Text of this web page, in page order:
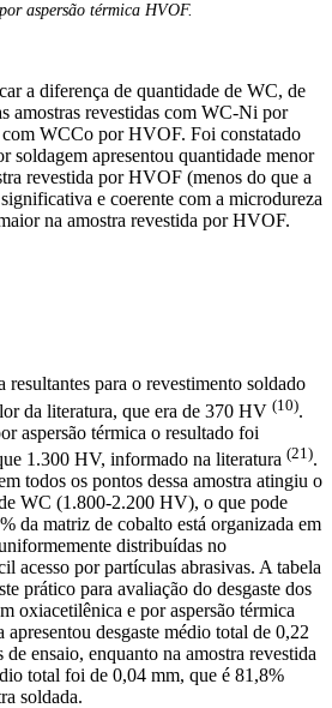
aspersão térmica HVOF.
a diferença de quantidade de WC, de
amostras revestidas com WC-Ni por
WCCo por HVOF. Foi constatado
soldagem apresentou quantidade menor
revestida por HVOF (menos do que a
e coerente com a microdureza
na amostra revestida por HVOF.
resultantes para o revestimento soldado
da literatura, que era de 370 HV (10).
aspersão térmica o resultado foi
1.300 HV, informado na literatura (21).
todos os pontos dessa amostra atingiu o
WC (1.800-2.200 HV), o que pode
da matriz de cobalto está organizada em
distribuídas no
acesso por partículas abrasivas. A tabela
prático para avaliação do desgaste dos
oxiacetilênica e por aspersão térmica
desgaste médio total de 0,22
ensaio, enquanto na amostra revestida
total foi de 0,04 mm, que é 81,8%
soldada.